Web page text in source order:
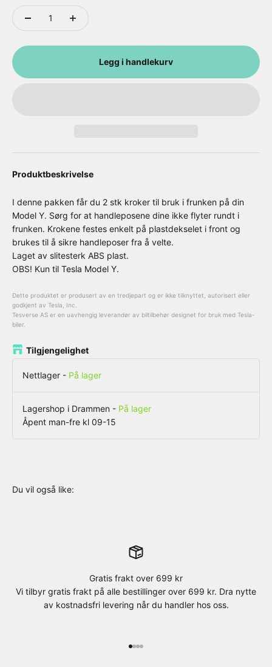
Legg i handlekurv
Produktbeskrivelse
I denne pakken får du 2 stk kroker til bruk i frunken på din
Model Y. Sørg for at handleposene dine ikke flyter rundt i
frunken. Krokene festes enkelt på plastdekselet i front og
brukes til å sikre handleposer fra å velte.
Laget av slitesterk ABS plast.
OBS! Kun til Tesla Model Y.
Dette produktet er produsert av en tredjepart og er ikke tilknyttet, autorisert eller
godkjent av Tesla, Inc.
Tesverse AS er en uavhengig leverandør av biltilbehør designet for bruk med Tesla-
biler.
Tilgjengelighet
Nettlager - På lager
Lagershop i Drammen - På lager
Åpent man-fre kl 09-15
Gratis frakt over 699 kr
Vi tilbyr gratis frakt på alle bestillinger over 699 kr. Dra nytte
av kostnadsfri levering når du handler hos oss.